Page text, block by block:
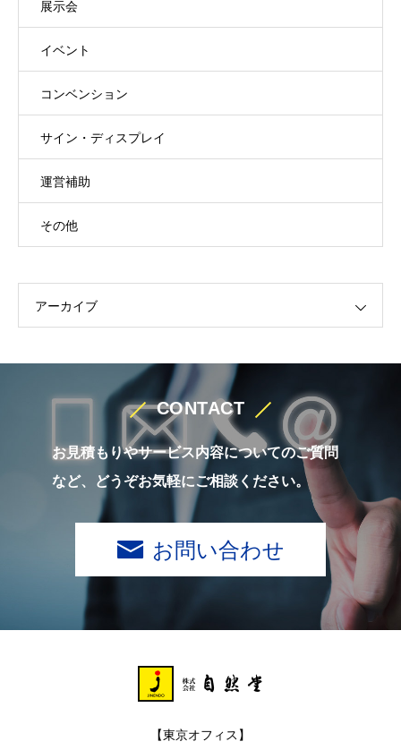
展示会
イベント
コンベンション
サイン・ディスプレイ
運営補助
その他
アーカイブ
CONTACT
お見積もりやサービス内容についてのご質問
など、どうぞお気軽にご相談ください。
お問い合わせ
【東京オフィス】